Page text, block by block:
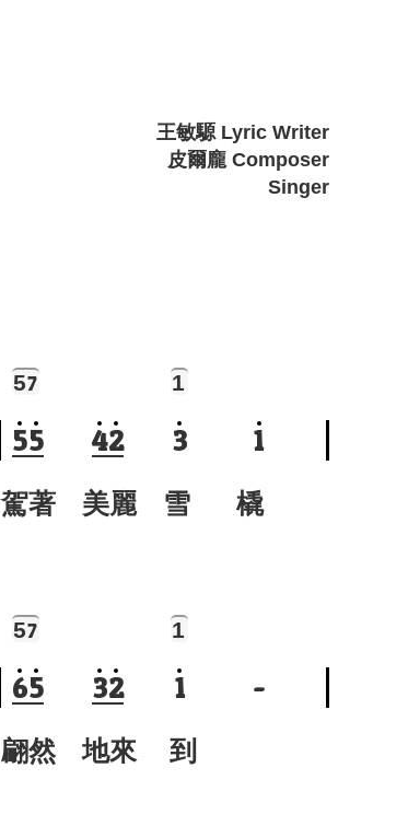
王敏騵 Lyric Writer
皮爾龐 Composer
Singer
57 1
55 42 3 1
駕著 美麗 雪 橇
57 1
65 32 1 -
翩然 地來 到